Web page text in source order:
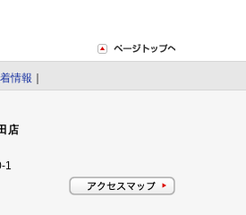
情報
店
1